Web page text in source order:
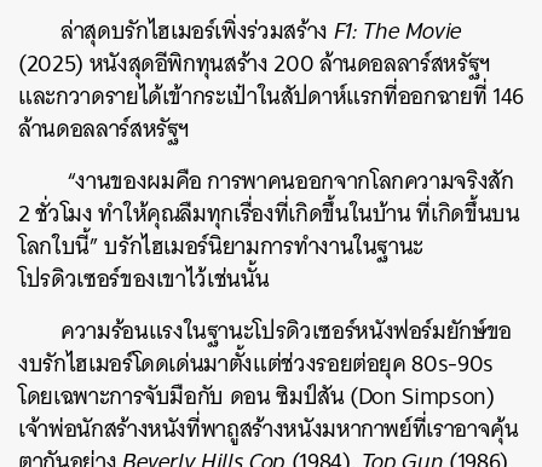
ล่าสุดบรักไฮเมอร์เพิ่งร่วมสร้างF1: The Movie
(2025) หนังสุดอีพิกทุนสร้าง 200 ล้านดอลลาร์สหรัฐฯ
และกวาดรายได้เข้ากระเป๋าในสัปดาห์แรกที่ออกฉายที่ 146
ล้านดอลลาร์สหรัฐฯ
“งานของผมคือ การพาคนออกจากโลกความจริงสัก
2 ชั่วโมง ทำให้คุณลืมทุกเรื่องที่เกิดขึ้นในบ้าน ที่เกิดขึ้นบน
โลกใบนี้” บรักไฮเมอร์นิยามการทำงานในฐานะ
โปรดิวเซอร์ของเขาไว้เช่นนั้น
ความร้อนแรงในฐานะโปรดิวเซอร์หนังฟอร์มยักษ์ขอ
งบรักไฮเมอร์โดดเด่นมาตั้งแต่ช่วงรอยต่อยุค 80s-90s
โดยเฉพาะการจับมือกับ ดอน ซิมป์สัน (Don Simpson)
เจ้าพ่อนักสร้างหนังที่พาถูสร้างหนังมหากาพย์ที่เราอาจคุ้น